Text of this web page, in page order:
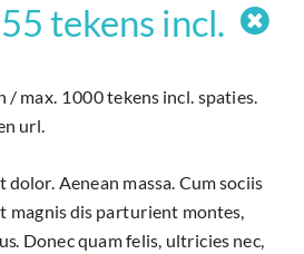

tekens incl.
/ max. 1000 tekens incl. spaties.
url.
Aenean massa. Cum sociis
magnis dis parturient montes,
Donec quam felis, ultricies nec,